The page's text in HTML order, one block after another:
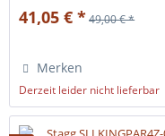
41,05 € *49,00 € *
Merken
Derzeit leider nicht lieferbar